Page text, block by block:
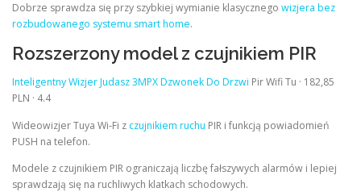
Dobrze sprawdza się przy szybkiej wymianie klasycznego wizjera bez
rozbudowanego systemu smart home.
Rozszerzony model z czujnikiem PIR
Inteligentny Wizjer Judasz 3MPX Dzwonek Do Drzwi Pir Wifi Tu · 182,85
PLN · 4.4
Wideowizjer Tuya Wi‑Fi z czujnikiem ruchu PIR i funkcją powiadomień
PUSH na telefon.
Modele z czujnikiem PIR ograniczają liczbę fałszywych alarmów i lepiej
sprawdzają się na ruchliwych klatkach schodowych.